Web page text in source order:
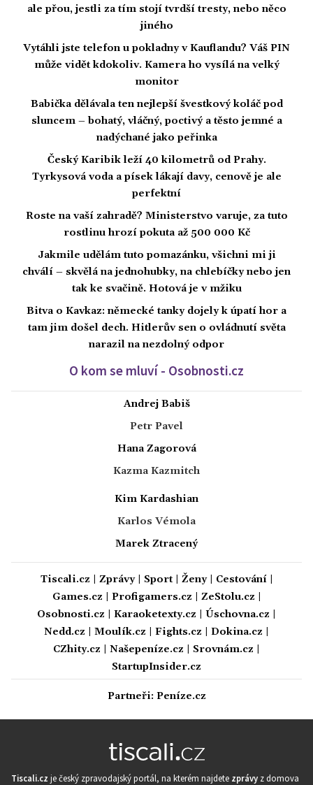
ale přou, jestli za tím stojí tvrdší tresty, nebo něco
jiného
Vytáhli jste telefon u pokladny v Kauflandu? Váš PIN
může vidět kdokoliv. Kamera ho vysílá na velký
monitor
Babička dělávala ten nejlepší švestkový koláč pod
sluncem – bohatý, vláčný, poctivý a těsto jemné a
nadýchané jako peřinka
Český Karibik leží 40 kilometrů od Prahy.
Tyrkysová voda a písek lákají davy, cenově je ale
perfektní
Roste na vaší zahradě? Ministerstvo varuje, za tuto
rostlinu hrozí pokuta až 500 000 Kč
Jakmile udělám tuto pomazánku, všichni mi ji
chválí – skvělá na jednohubky, na chlebíčky nebo jen
tak ke svačině. Hotová je v mžiku
Bitva o Kavkaz: německé tanky dojely k úpatí hor a
tam jim došel dech. Hitlerův sen o ovládnutí světa
narazil na nezdolný odpor
O kom se mluví - Osobnosti.cz
Andrej Babiš
Petr Pavel
Hana Zagorová
Kazma Kazmitch
Kim Kardashian
Karlos Vémola
Marek Ztracený
Tiscali.cz Zprávy| Sport| Ženy| Cestování|
Games.cz
Profigamers.cz ZeStolu.cz
Osobnosti.cz
Karaoketexty.cz Úschovna.cz
Nedd.cz
Moulík.cz Fights.cz Dokina.cz
CZhity.cz
Našepeníze.cz Srovnám.cz
StartupInsider.cz
Partneři: Peníze.cz
Tiscali.cz je český zpravodajský portál, na kterém najdete zprávy z domova